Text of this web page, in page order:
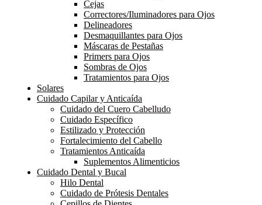
Cejas
Correctores/Iluminadores para Ojos
Delineadores
Desmaquillantes para Ojos
Máscaras de Pestañas
Primers para Ojos
Sombras de Ojos
Tratamientos para Ojos
Solares
Cuidado Capilar y Anticaída
Cuidado del Cuero Cabelludo
Cuidado Específico
Estilizado y Protección
Fortalecimiento del Cabello
Tratamientos Anticaída
Suplementos Alimenticios
Cuidado Dental y Bucal
Hilo Dental
Cuidado de Prótesis Dentales